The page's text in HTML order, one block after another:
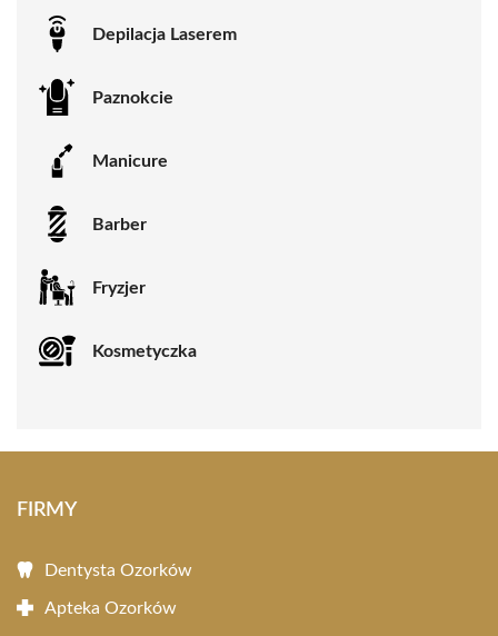
Depilacja Laserem
Paznokcie
Manicure
Barber
Fryzjer
Kosmetyczka
FIRMY
Dentysta Ozorków
Apteka Ozorków